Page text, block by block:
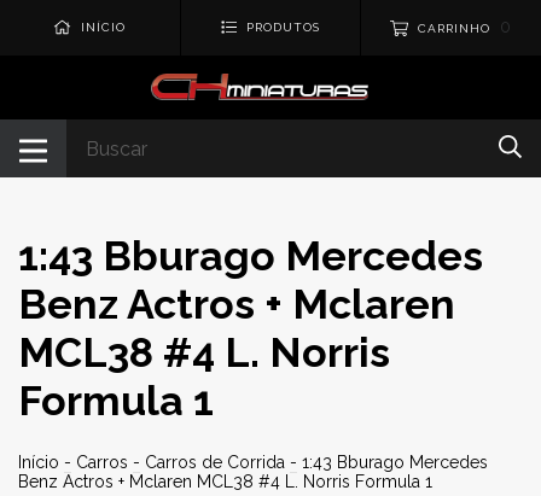
INÍCIO PRODUTOS CARRINHO 0
1:43 Bburago Mercedes
Benz Actros + Mclaren
MCL38 #4 L. Norris
Formula 1
Início - Carros - Carros de Corrida - 1:43 Bburago Mercedes
Benz Actros + Mclaren MCL38 #4 L. Norris Formula 1